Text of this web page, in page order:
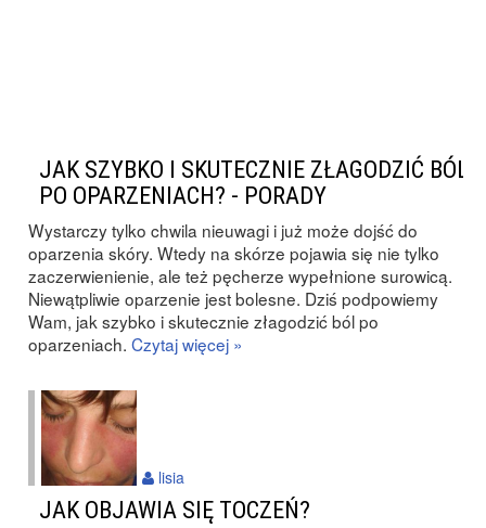
JAK SZYBKO I SKUTECZNIE ZŁAGODZIĆ BÓL
PO OPARZENIACH? - PORADY
Wystarczy tylko chwila nieuwagi i już może dojść do
oparzenia skóry. Wtedy na skórze pojawia się nie tylko
zaczerwienienie, ale też pęcherze wypełnione surowicą.
Niewątpliwie oparzenie jest bolesne. Dziś podpowiemy
Wam, jak szybko i skutecznie złagodzić ból po
oparzeniach. Czytaj więcej »
JAK OBJAWIA SIĘ TOCZEŃ?
lisia